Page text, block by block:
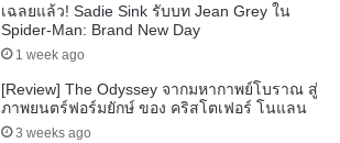
เฉลยแล้ว! Sadie Sink รับบท Jean Grey ใน
Spider-Man: Brand New Day
1 week ago
[Review] The Odyssey จากมหากาพย์โบราณ สู่
ภาพยนตร์ฟอร์มยักษ์ ของ คริสโตเฟอร์ โนแลน
3 weeks ago